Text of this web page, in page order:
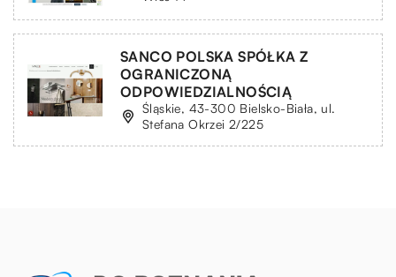
SANCO POLSKA SPÓŁKA Z
OGRANICZONĄ
ODPOWIEDZIALNOŚCIĄ
Śląskie, 43-300 Bielsko-Biała, ul.
Stefana Okrzei 2/225